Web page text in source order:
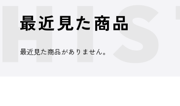
最近見た商品
最近見た商品がありません。